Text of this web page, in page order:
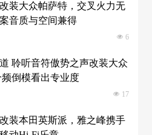
装大众帕萨特，交叉火力无
音质与空间兼得
넶 6
聆听音符傲势之声改装大众
倒模看出专业度
넶 17
装本田英斯派，雅之峰携手